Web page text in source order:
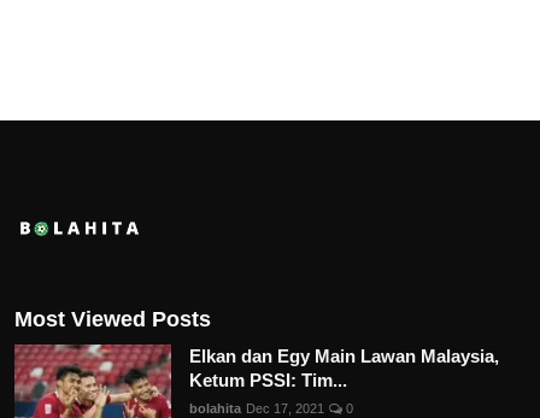
Most Viewed Posts
Elkan dan Egy Main Lawan Malaysia,
Ketum PSSI: Tim...
bolahita Dec 17, 2021 0